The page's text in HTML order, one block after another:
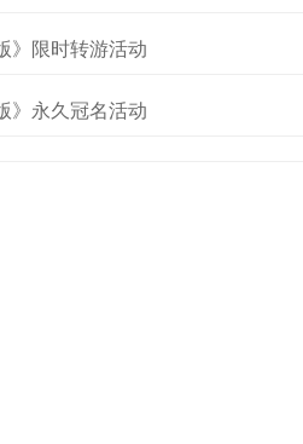
》限时转游活动
》永久冠名活动